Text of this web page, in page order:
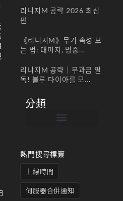
리니지M 공략 2026 최신
판
《리니지M》무기 속성 보
는 법: 대미지, 명중...
리니지M 공략｜무과금 필
독! 블루 다이아를 모...
分類
熱門搜尋標簽
上線時間
伺服器合併通知